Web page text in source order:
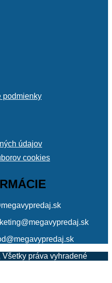
podmienky
údajov
cookies
práva vyhradené